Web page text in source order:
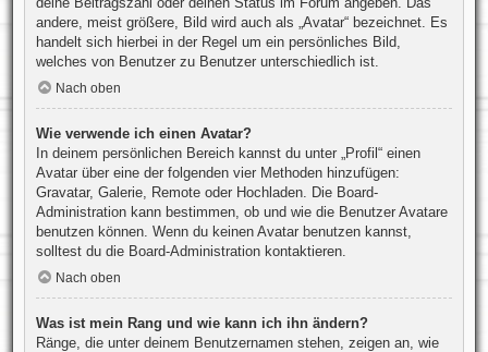
andere, meist größere, Bild wird auch als „Avatar“ bezeichnet. Es
handelt sich hierbei in der Regel um ein persönliches Bild,
welches von Benutzer zu Benutzer unterschiedlich ist.
Nach oben
Wie verwende ich einen Avatar?
In deinem persönlichen Bereich kannst du unter „Profil“ einen
Avatar über eine der folgenden vier Methoden hinzufügen:
Gravatar, Galerie, Remote oder Hochladen. Die Board-
Administration kann bestimmen, ob und wie die Benutzer Avatare
benutzen können. Wenn du keinen Avatar benutzen kannst,
solltest du die Board-Administration kontaktieren.
Nach oben
Was ist mein Rang und wie kann ich ihn ändern?
Ränge, die unter deinem Benutzernamen stehen, zeigen an, wie